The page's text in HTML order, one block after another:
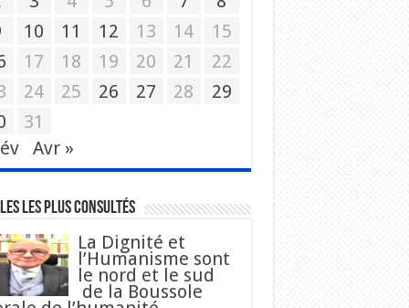
10 11 12 13 14
15
17 18 19 20 21
22
24 25 26 27 28
29
31
Avr »
les plus consultés
La Dignité et
l’Humanisme sont
le nord et le sud
de la Boussole